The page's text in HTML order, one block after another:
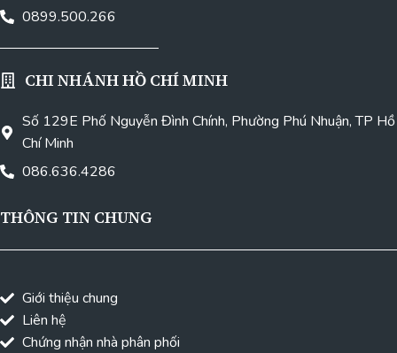
0899.500.266
CHI NHÁNH HỒ CHÍ MINH
Số 129E Phố Nguyễn Đình Chính, Phường Phú Nhuận, TP Hồ
Chí Minh
086.636.4286
THÔNG TIN CHUNG
Giới thiệu chung
Liên hệ
Chứng nhận nhà phân phối